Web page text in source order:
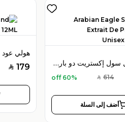
SAR 179 أرابيان إيغل سول إكستريت دو بارفان 80 مل للرجال
SAR 614
60% off
أضف إلى السلة